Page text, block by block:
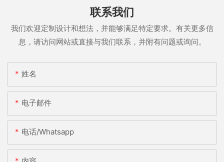
联系我们
我们欢迎定制设计和想法，并能够满足特定要求。有关更多信
息，请访问网站或直接与我们联系，并附有问题或询问。
姓名
电子邮件
电话/whatsapp